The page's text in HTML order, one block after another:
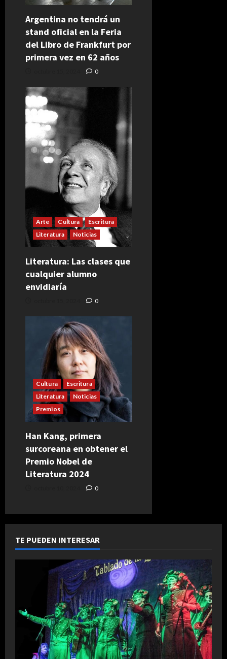
Argentina no tendrá un
stand oficial en la Feria
del Libro de Frankfurt por
primera vez en 62 años
0
Arte Cultura
Escritura
Literatura
Noticias
Literatura: Las clases que
cualquier alumno
envidiaría
0
Cultura
Escritura
Literatura
Noticias
Premios
Han Kang, primera
surcoreana en obtener el
Premio Nobel de
Literatura 2024
0
TE PUEDEN INTERESAR